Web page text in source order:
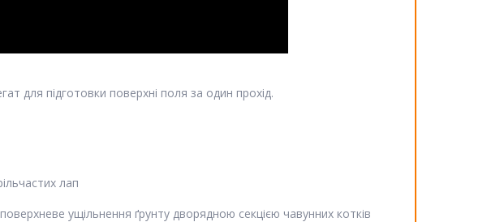
для підготовки поверхні поля за один прохід.
лап
ущільнення ґрунту дворядною секцією чавунних котків